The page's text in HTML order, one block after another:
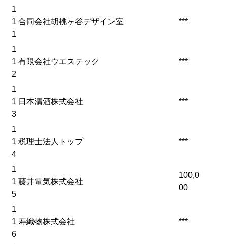
1
1
1
合同会社胡桃ヶ谷デザイン室 ***
1
1
2
有限会社ウエステック ***
1
1
3
日本清酒株式会社 ***
1
1
4
税理士法人トップ ***
1
1
5
藤井電気株式会社
100,0
00
1
1
6
寿織物株式会社 ***